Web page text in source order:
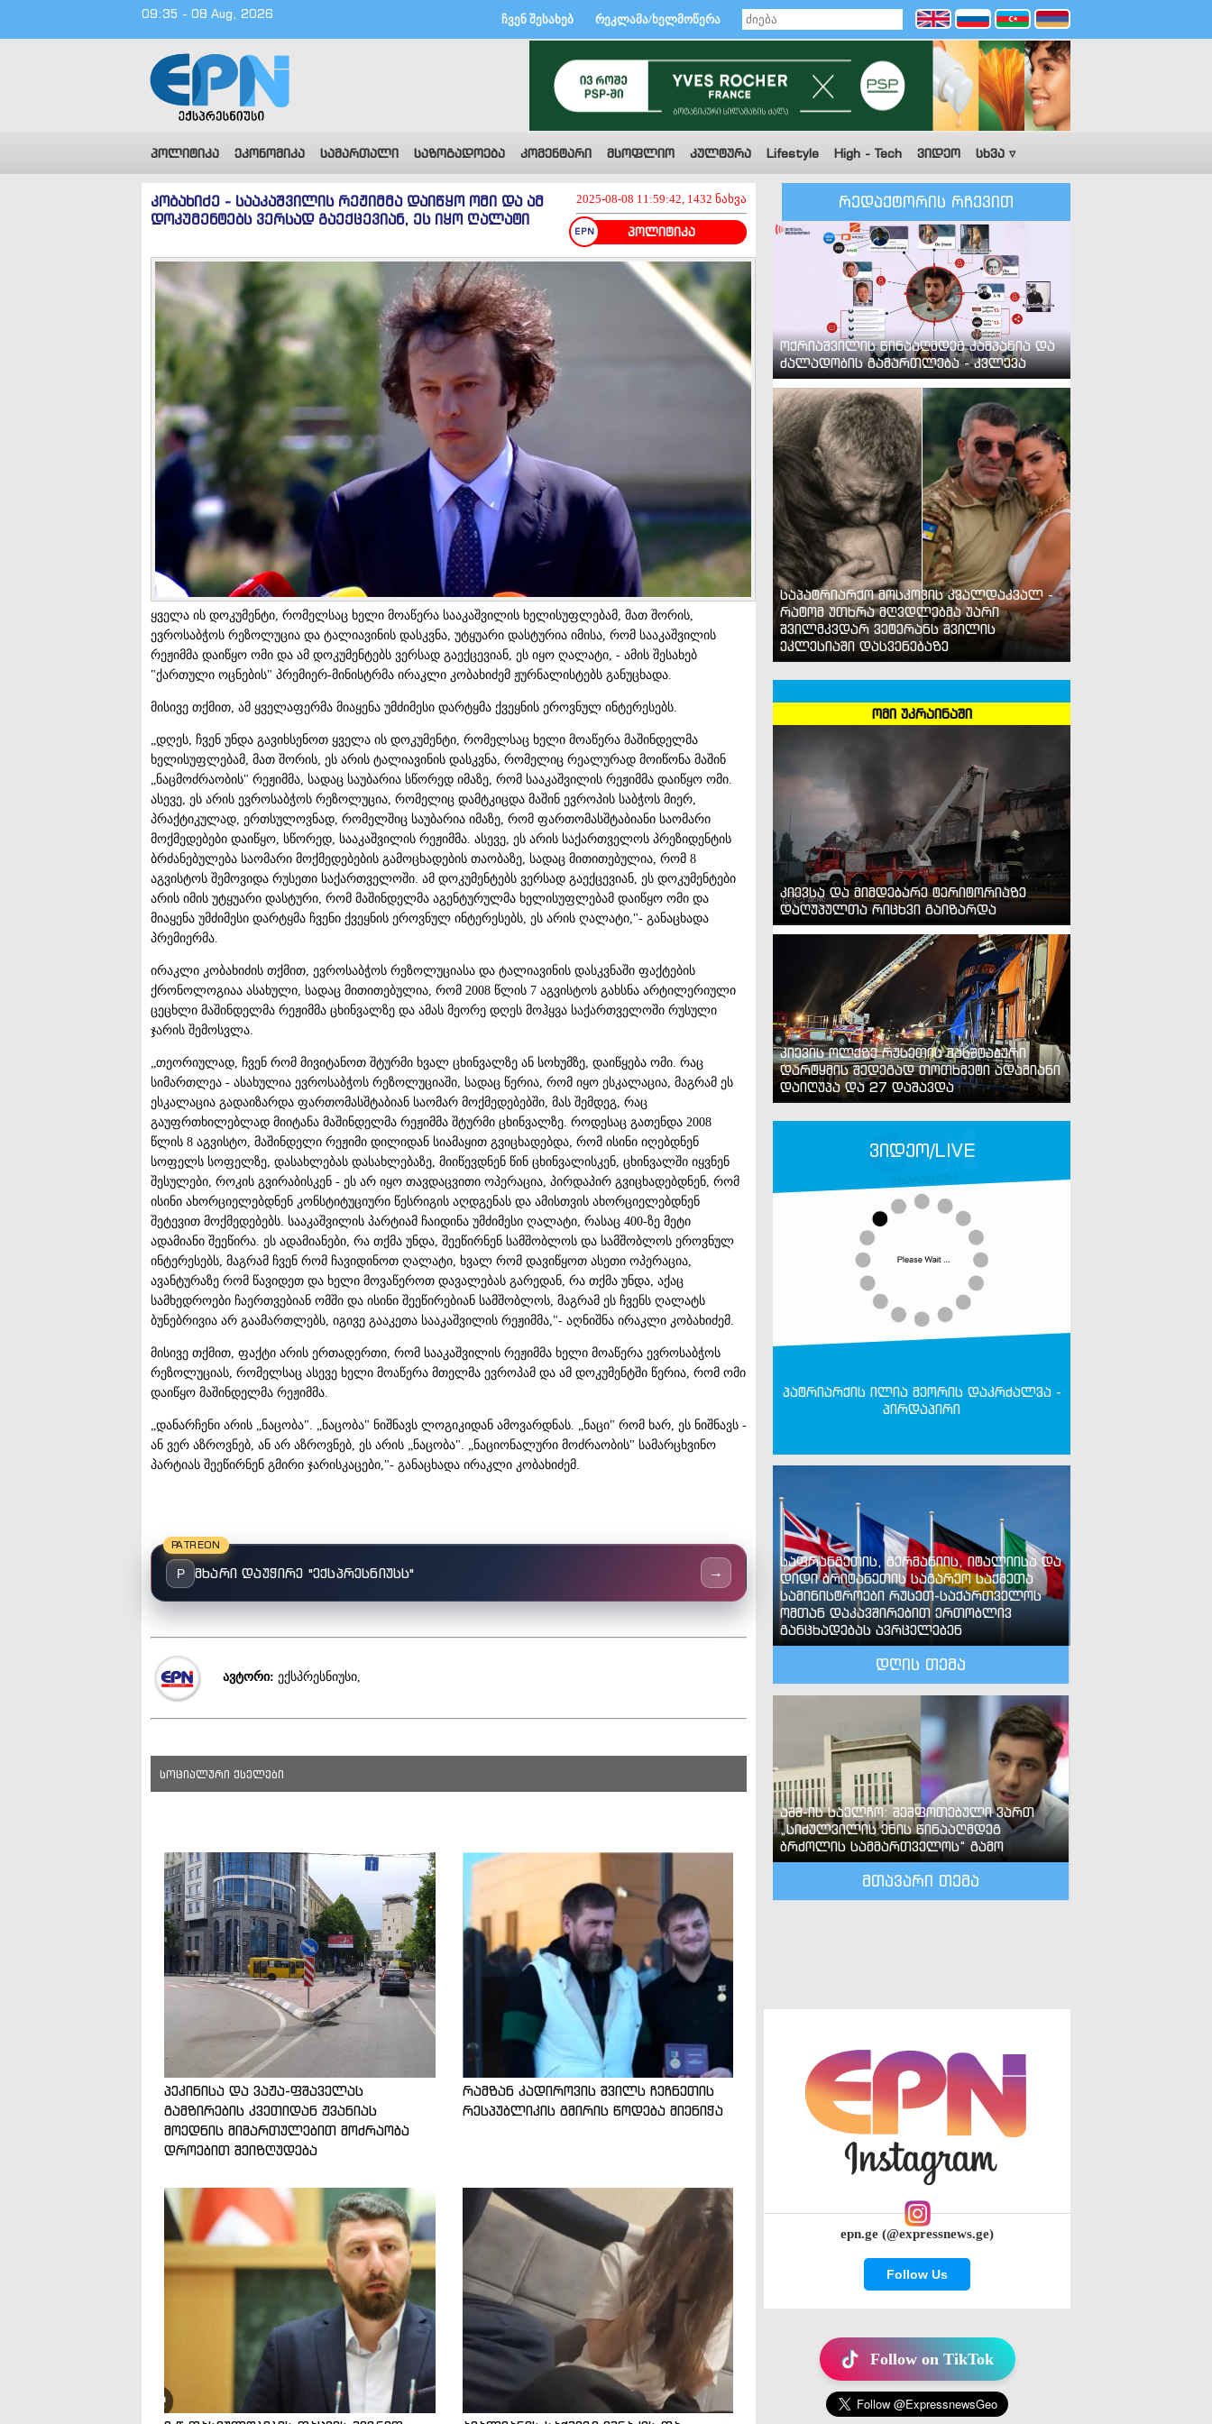
09:35 - 08 Aug, 2026 ჩვენ შესახებ რეკლამა/ხელმოწერა
პოლიტიკა ეკონომიკა სამართალი საზოგადოება კომენტარი მსოფლიო კულტურა Lifestyle High - Tech ვიდეო სხვა ▿
2025-08-08 11:59:42, 1432 ნახვა
პოლიტიკა
კობახიძე - სააკაშვილის რეჟიმმა დაიწყო ომი და ამ
დოკუმენტებს ვერსად გაექცევიან, ეს იყო ღალატი
ყველა ის დოკუმენტი, რომელსაც ხელი მოაწერა სააკაშვილის ხელისუფლებამ, მათ შორის,
ევროსაბჭოს რეზოლუცია და ტალიავინის დასკვნა, უტყუარი დასტურია იმისა, რომ სააკაშვილის
რეჟიმმა დაიწყო ომი და ამ დოკუმენტებს ვერსად გაექცევიან, ეს იყო ღალატი, - ამის შესახებ
"ქართული ოცნების" პრემიერ-მინისტრმა ირაკლი კობახიძემ ჟურნალისტებს განუცხადა.
მისივე თქმით, ამ ყველაფერმა მიაყენა უმძიმესი დარტყმა ქვეყნის ეროვნულ ინტერესებს.
„დღეს, ჩვენ უნდა გავიხსენოთ ყველა ის დოკუმენტი, რომელსაც ხელი მოაწერა მაშინდელმა
ხელისუფლებამ, მათ შორის, ეს არის ტალიავინის დასკვნა, რომელიც რეალურად მოიწონა მაშინ
„ნაცმოძრაობის" რეჟიმმა, სადაც საუბარია სწორედ იმაზე, რომ სააკაშვილის რეჟიმმა დაიწყო ომი.
ასევე, ეს არის ევროსაბჭოს რეზოლუცია, რომელიც დამტკიცდა მაშინ ევროპის საბჭოს მიერ,
პრაქტიკულად, ერთსულოვნად, რომელშიც საუბარია იმაზე, რომ ფართომასშტაბიანი საომარი
მოქმედებები დაიწყო, სწორედ, სააკაშვილის რეჟიმმა. ასევე, ეს არის საქართველოს პრეზიდენტის
ბრძანებულება საომარი მოქმედებების გამოცხადების თაობაზე, სადაც მითითებულია, რომ 8
აგვისტოს შემოვიდა რუსეთი საქართველოში. ამ დოკუმენტებს ვერსად გაექცევიან, ეს დოკუმენტები
არის იმის უტყუარი დასტური, რომ მაშინდელმა აგენტურულმა ხელისუფლებამ დაიწყო ომი და
მიაყენა უმძიმესი დარტყმა ჩვენი ქვეყნის ეროვნულ ინტერესებს, ეს არის ღალატი,"- განაცხადა
პრემიერმა.
ირაკლი კობახიძის თქმით, ევროსაბჭოს რეზოლუციასა და ტალიავინის დასკვნაში ფაქტების
ქრონოლოგიაა ასახული, სადაც მითითებულია, რომ 2008 წლის 7 აგვისტოს გახსნა არტილერიული
ცეცხლი მაშინდელმა რეჟიმმა ცხინვალზე და ამას მეორე დღეს მოჰყვა საქართველოში რუსული
ჯარის შემოსვლა.
„თეორიულად, ჩვენ რომ მივიტანოთ შტურმი ხვალ ცხინვალზე ან სოხუმზე, დაიწყება ომი. რაც
სიმართლეა - ასახულია ევროსაბჭოს რეზოლუციაში, სადაც წერია, რომ იყო ესკალაცია, მაგრამ ეს
ესკალაცია გადაიზარდა ფართომასშტაბიან საომარ მოქმედებებში, მას შემდეგ, რაც
გაუფრთხილებლად მიიტანა მაშინდელმა რეჟიმმა შტურმი ცხინვალზე. როდესაც გათენდა 2008
წლის 8 აგვისტო, მაშინდელი რეჟიმი დილიდან სიამაყით გვიცხადებდა, რომ ისინი იღებდნენ
სოფელს სოფელზე, დასახლებას დასახლებაზე, მიიწევდნენ წინ ცხინვალისკენ, ცხინვალში იყვნენ
შესულები, როკის გვირაბისკენ - ეს არ იყო თავდაცვითი ოპერაცია, პირდაპირ გვიცხადებდნენ, რომ
ისინი ახორციელებდნენ კონსტიტუციური წესრიგის აღდგენას და ამისთვის ახორციელებდნენ
შეტევით მოქმედებებს. სააკაშვილის პარტიამ ჩაიდინა უმძიმესი ღალატი, რასაც 400-ზე მეტი
ადამიანი შეეწირა. ეს ადამიანები, რა თქმა უნდა, შეეწირნენ სამშობლოს და სამშობლოს ეროვნულ
ინტერესებს, მაგრამ ჩვენ რომ ჩავიდინოთ ღალატი, ხვალ რომ დავიწყოთ ასეთი ოპერაცია,
ავანტურაზე რომ წავიდეთ და ხელი მოვაწეროთ დავალებას გარედან, რა თქმა უნდა, აქაც
სამხედროები ჩაერთვებიან ომში და ისინი შეეწირებიან სამშობლოს, მაგრამ ეს ჩვენს ღალატს
ბუნებრივია არ გაამართლებს, იგივე გააკეთა სააკაშვილის რეჟიმმა,"- აღნიშნა ირაკლი კობახიძემ.
მისივე თქმით, ფაქტი არის ერთადერთი, რომ სააკაშვილის რეჟიმმა ხელი მოაწერა ევროსაბჭოს
რეზოლუციას, რომელსაც ასევე ხელი მოაწერა მთელმა ევროპამ და ამ დოკუმენტში წერია, რომ ომი
დაიწყო მაშინდელმა რეჟიმმა.
„დანარჩენი არის „ნაცობა". „ნაცობა" ნიშნავს ლოგიკიდან ამოვარდნას. „ნაცი" რომ ხარ, ეს ნიშნავს -
ან ვერ აზროვნებ, ან არ აზროვნებ, ეს არის „ნაცობა". „ნაციონალური მოძრაობის" სამარცხვინო
პარტიას შეეწირნენ გმირი ჯარისკაცები,"- განაცხადა ირაკლი კობახიძემ.
PATREON
P მხარი დაუჭირე "ექსპრესნიუსს" →
ავტორი: ექსპრესნიუსი,
სოციალური ქსელები
პეკინისა და ვაჟა-ფშაველას
გამზირების კვეთიდან ჟვანიას
მოედნის მიმართულებით მოძრაობა
დროებით შეიზღუდება
რამზან კადიროვის შვილს ჩეჩნეთის
რესპუბლიკის გმირის წოდება მიენიჭა
რედაქტორის რჩევით
ოქრიაშვილის წინააღმდეგ კამპანია და
ძალადობის გამართლება - კვლევა
საპატრიარქო მოსკოვის კვალდაკვალ -
რატომ უთხრა მღვდლებმა უარი
შვილმკვდარ ვეტერანს შვილის
ეკლესიაში დასვენებაზე
ომი უკრაინაში
კიევსა და მიმდებარე ტერიტორიაზე
დაღუპულთა რიცხვი გაიზარდა
კიევის ოლქზე რუსეთის მასშტაბური
დარტყმის შედეგად თოთხმეტი ადამიანი
დაიღუპა და 27 დაშავდა
ვიდეო/LIVE
პატრიარქის ილია მეორის დაკრძალვა -
პირდაპირი
საფრანგეთის, გერმანიის, იტალიისა და
დიდი ბრიტანეთის საგარეო საქმეთა
სამინისტროები რუსეთ-საქართველოს
ომთან დაკავშირებით ერთობლივ
განცხადებას ავრცელებენ
დღის თემა
აშშ-ის საელჩო: შეშფოთებული ვართ
„სიძულვილის ენის წინააღმდეგ
ბრძოლის სამმართველოს“ გამო
მთავარი თემა
epn.ge (@expressnews.ge)
Follow Us
Follow on TikTok